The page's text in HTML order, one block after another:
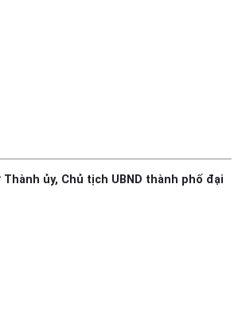
ủy, Chủ tịch UBND thành phố đại